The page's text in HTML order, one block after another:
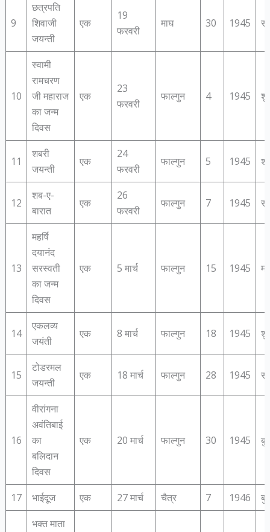
9
छत्रपति
शिवाजी
जयन्‍ती
एक
19
फरवरी
माघ 30 1945
10
स्‍वामी
रामचरण
जी महाराज
का जन्‍म
दिवस
एक
23
फरवरी
फाल्गुन 4 1945
11
शबरी
जयन्‍ती
एक
24
फरवरी
फाल्गुन 5 1945
12
शब-ए-
बारात
एक
26
फरवरी
फाल्गुन 7 1945
13
महर्षि
दयानंद
सरस्‍वती
का जन्‍म
दिवस
एक 5 मार्च फाल्गुन 15 1945
14
एकलव्‍य
जयंती
एक 8 मार्च फाल्गुन 18 1945
15
टोडरमल
जयन्‍ती
एक 18 मार्च फाल्गुन 28 1945
16
वीरांगना
अवंतिबाई
का
बलिदान
दिवस
एक 20 मार्च फाल्गुन 30 1945
17 भाईदूज एक 27 मार्च चैत्र 7 1946
भक्‍त माता